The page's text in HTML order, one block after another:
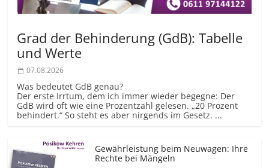
Grad der Behinderung (GdB): Tabelle
und Werte
07.08.2026
Was bedeutet GdB genau?
Der erste Irrtum, dem ich immer wieder begegne: Der
GdB wird oft wie eine Prozentzahl gelesen. „20 Prozent
behindert.“ So steht es aber nirgends im Gesetz. ...
Gewährleistung beim Neuwagen: Ihre
Rechte bei Mängeln